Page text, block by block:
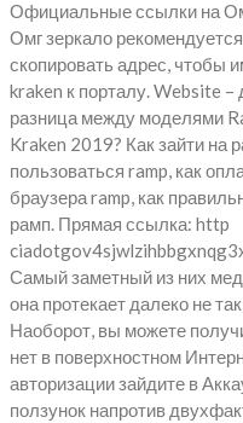
Официальные ссылки на
Омг зеркало
скопировать адрес, чтобы
kraken к порталу. Website –
разница между моделями
Kraken 2019? Как зайти на
пользоваться ramp, как
браузера ramp, как
рамп. Прямая ссылка: http
Самый заметный из них
она протекает далеко не
Наоборот, вы можете
нет в поверхностном
авторизации зайдите в
ползунок напротив